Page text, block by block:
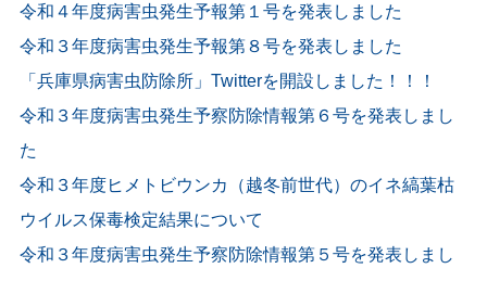
令和４年度病害虫発生予報第１号を発表しました
令和３年度病害虫発生予報第８号を発表しました
「兵庫県病害虫防除所」Twitterを開設しました！！！
令和３年度病害虫発生予察防除情報第６号を発表しまし
た
令和３年度ヒメトビウンカ（越冬前世代）のイネ縞葉枯
ウイルス保毒検定結果について
令和３年度病害虫発生予察防除情報第５号を発表しまし